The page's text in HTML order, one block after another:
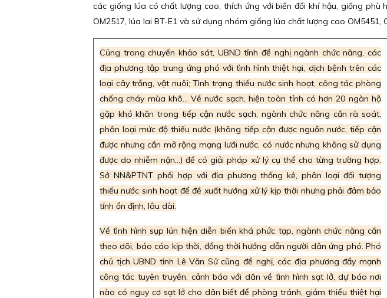
các giống lúa có chất lượng cao, thích ứng với biến đổi khí hậu, giống phù
OM2517, lúa lai BT-E1 và sử dụng nhóm giống lúa chất lượng cao OM5451,
Cũng trong chuyến khảo sát, UBND tỉnh đề nghị ngành chức năng, các
địa phương tập trung ứng phó với tình hình thiệt hại, dịch bệnh trên các
loại cây trồng, vật nuôi; Tình trạng thiếu nước sinh hoạt, công tác phòng
chống cháy mùa khô... Về nước sạch, hiện toàn tỉnh có hơn 20 ngàn hộ
gặp khó khăn trong tiếp cận nước sạch, ngành chức năng cần rà soát,
phân loại mức độ thiếu nước (không tiếp cận được nguồn nước, tiếp cận
được nhưng cần mở rộng mạng lưới nước, có nước nhưng không sử dụng
được do nhiễm nặn...) để có giải pháp xử lý cụ thể cho từng trường hợp.
Sở NN&PTNT phối hợp với địa phương thống kê, phân loại đối tượng
thiếu nước sinh hoạt để đề xuất hướng xử lý kịp thời nhưng phải đảm bảo
tính ổn định, lâu dài.
Về tình hình sụp lún hiện diễn biến khá phức tạp, ngành chức năng cần
theo dõi, báo cáo kịp thời, đồng thời hướng dẫn người dân ứng phó. Phó
chủ tịch UBND tỉnh Lê Văn Sử cũng đề nghị, các địa phương đẩy mạnh
công tác tuyên truyền, cảnh báo với dân về tình hình sạt lở, dự báo nơi
nào có nguy cơ sạt lở cho dân biết để phòng tránh, giảm thiểu thiệt hại